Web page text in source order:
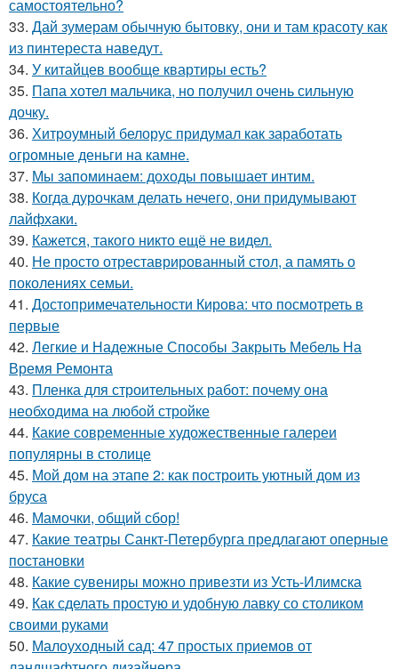
самостоятельно?
33. Дай зумерам обычную бытовку, они и там красоту как
из пинтереста наведут.
34. У китайцев вообще квартиры есть?
35. Папа хотел мальчика, но получил очень сильную
дочку.
36. Хитроумный белорус придумал как заработать
огромные деньги на камне.
37. Мы запоминаем: доходы повышает интим.
38. Когда дурочкам делать нечего, они придумывают
лайфхаки.
39. Кажется, такого никто ещё не видел.
40. Не просто отреставрированный стол, а память о
поколениях семьи.
41. Достопримечательности Кирова: что посмотреть в
первые
42. Легкие и Надежные Способы Закрыть Мебель На
Время Ремонта
43. Пленка для строительных работ: почему она
необходима на любой стройке
44. Какие современные художественные галереи
популярны в столице
45. Мой дом на этапе 2: как построить уютный дом из
бруса
46. Мамочки, общий сбор!
47. Какие театры Санкт-Петербурга предлагают оперные
постановки
48. Какие сувениры можно привезти из Усть-Илимска
49. Как сделать простую и удобную лавку со столиком
своими руками
50. Малоуходный сад: 47 простых приемов от